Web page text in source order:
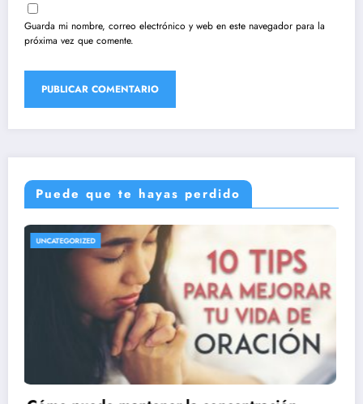
Guarda mi nombre, correo electrónico y web en este navegador para la
próxima vez que comente.
Puede que te hayas perdido
UNCATEGORIZED